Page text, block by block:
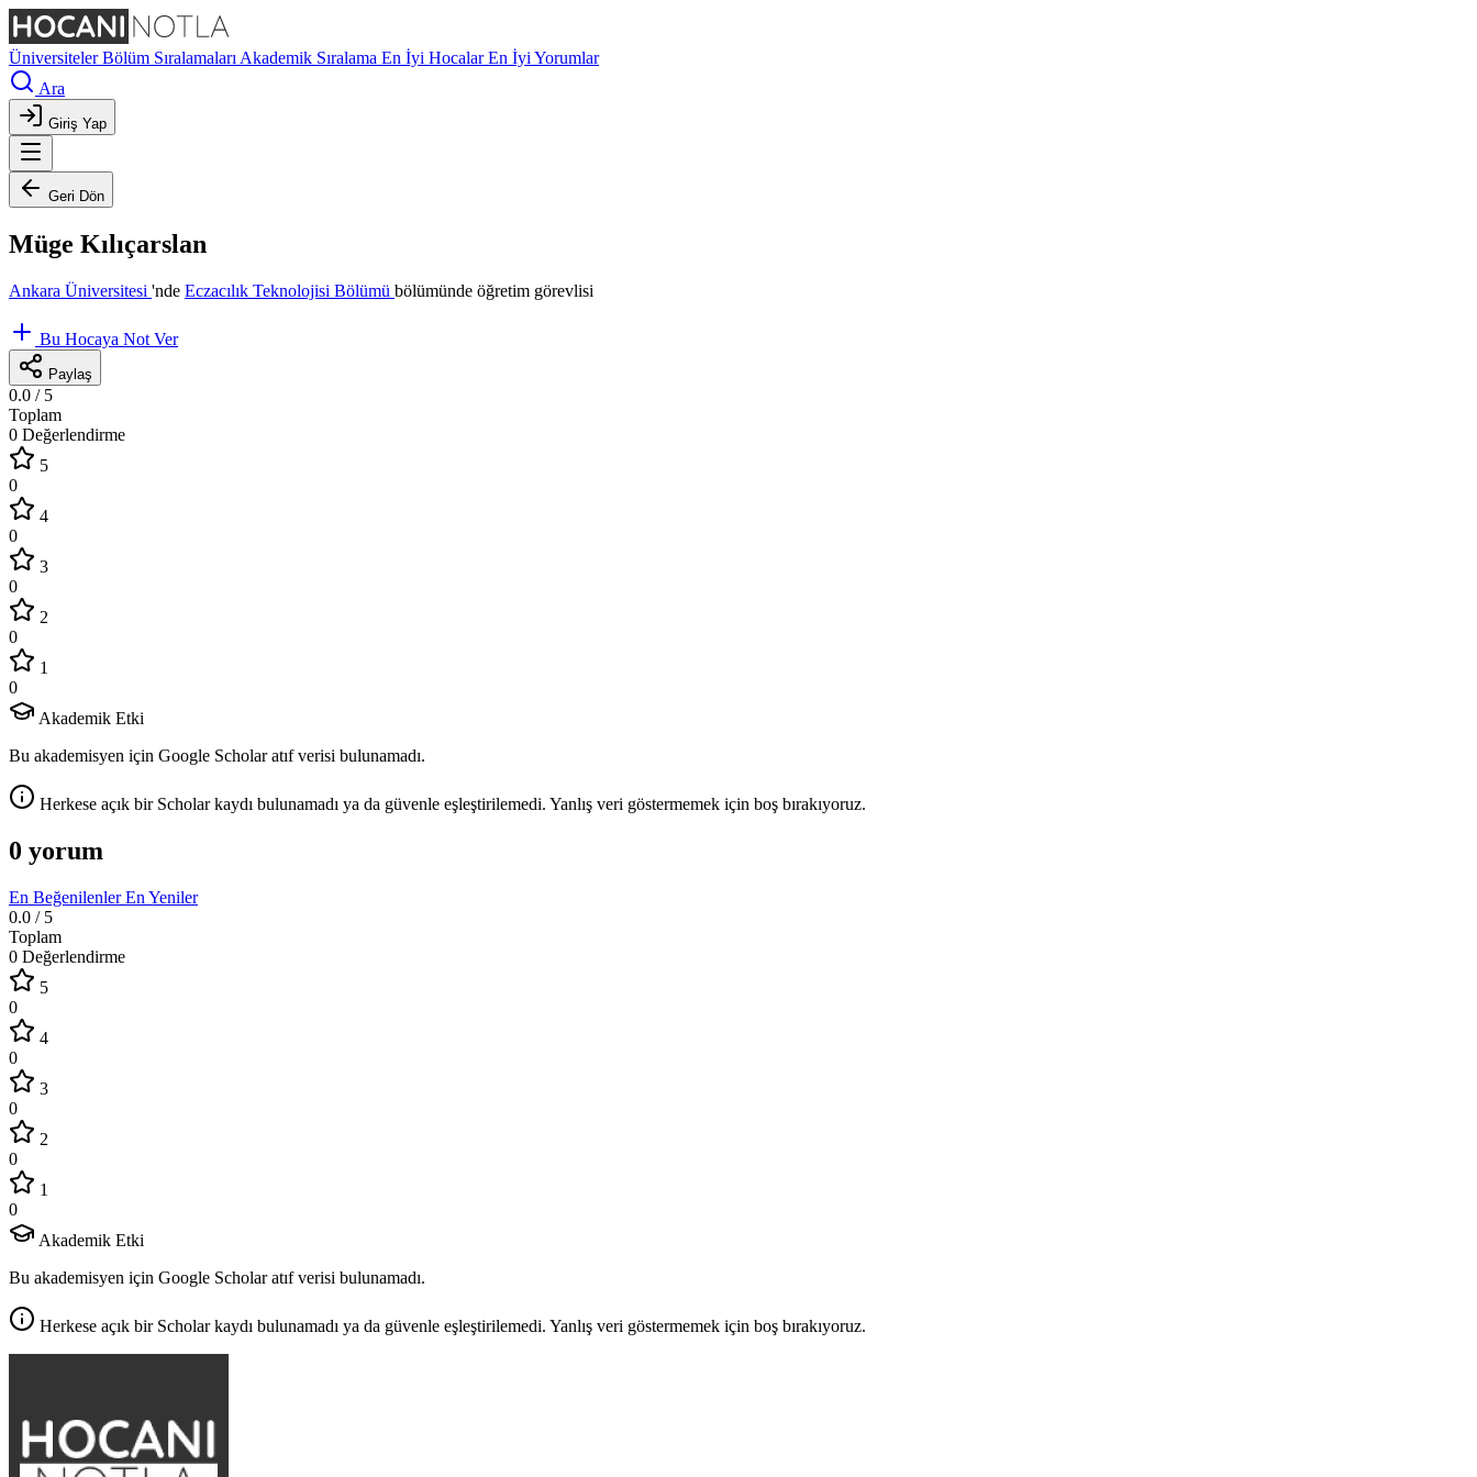
ÜniversitelerBölüm Sıralamaları Akademik Sıralama En İyi HocalarEn İyi Yorumlar
Ara
Giriş Yap
Geri Dön
Müge Kılıçarslan
Ankara Üniversitesi 'nde Eczacılık Teknolojisi Bölümü bölümünde öğretim görevlisi
Bu Hocaya Not Ver
Paylaş
0.0 / 5
Toplam
0 Değerlendirme
5
0
4
0
3
0
2
0
1
0
Akademik Etki
Bu akademisyen için Google Scholar atıf verisi bulunamadı.
Herkese açık bir Scholar kaydı bulunamadı ya da güvenle eşleştirilemedi. Yanlış veri göstermemek için boş bırakıyoruz.
0 yorum
En BeğenilenlerEn Yeniler
0.0 / 5
Toplam
0 Değerlendirme
5
0
4
0
3
0
2
0
1
0
Akademik Etki
Bu akademisyen için Google Scholar atıf verisi bulunamadı.
Herkese açık bir Scholar kaydı bulunamadı ya da güvenle eşleştirilemedi. Yanlış veri göstermemek için boş bırakıyoruz.